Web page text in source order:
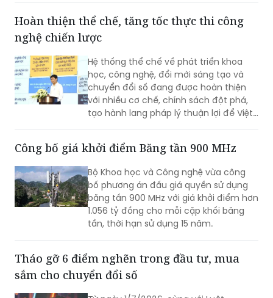
từ tháng 9 tới.
Hệ thống thể chế về phát triển khoa
học, công nghệ, đổi mới sáng tạo và
chuyển đổi số đang được hoàn thiện
với nhiều cơ chế, chính sách đột phá,
tạo hành lang pháp lý thuận lợi để Việt
Nam từng bước làm chủ công nghệ lõi,
công nghệ chiến lược.
Công bố giá khởi điểm Băng tần 900 MHz
Bộ Khoa học và Công nghệ vừa công
bố phương án đấu giá quyền sử dụng
băng tần 900 MHz với giá khởi điểm hơn
1.056 tỷ đồng cho mỗi cặp khối băng
tần, thời hạn sử dụng 15 năm.
Tháo gỡ 6 điểm nghẽn trong đầu tư, mua
Từ ngày 1/7/2026, cùng với Luật
Chuyển đổi số có hiệu lực, hàng loạt cơ
chế mới về đầu tư, mua sắm và thuê